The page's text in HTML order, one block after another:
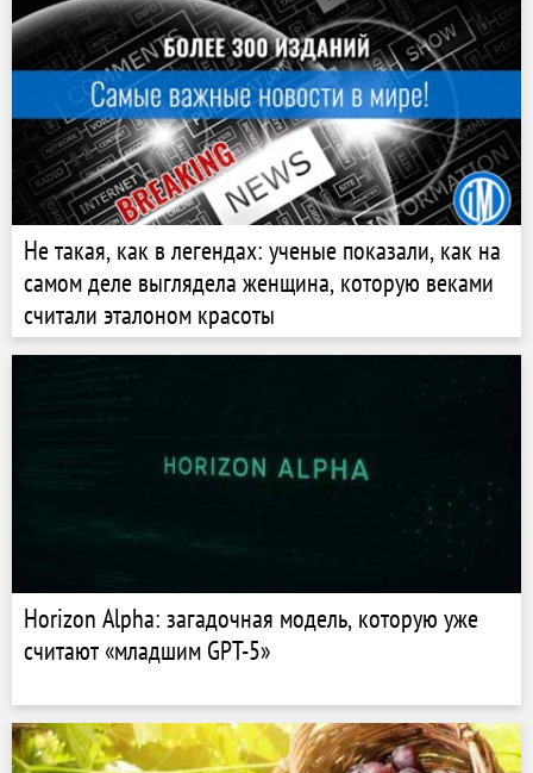
Не такая, как в легендах: ученые показали, как на
самом деле выглядела женщина, которую веками
считали эталоном красоты
Horizon Alpha: загадочная модель, которую уже
считают «младшим GPT-5»